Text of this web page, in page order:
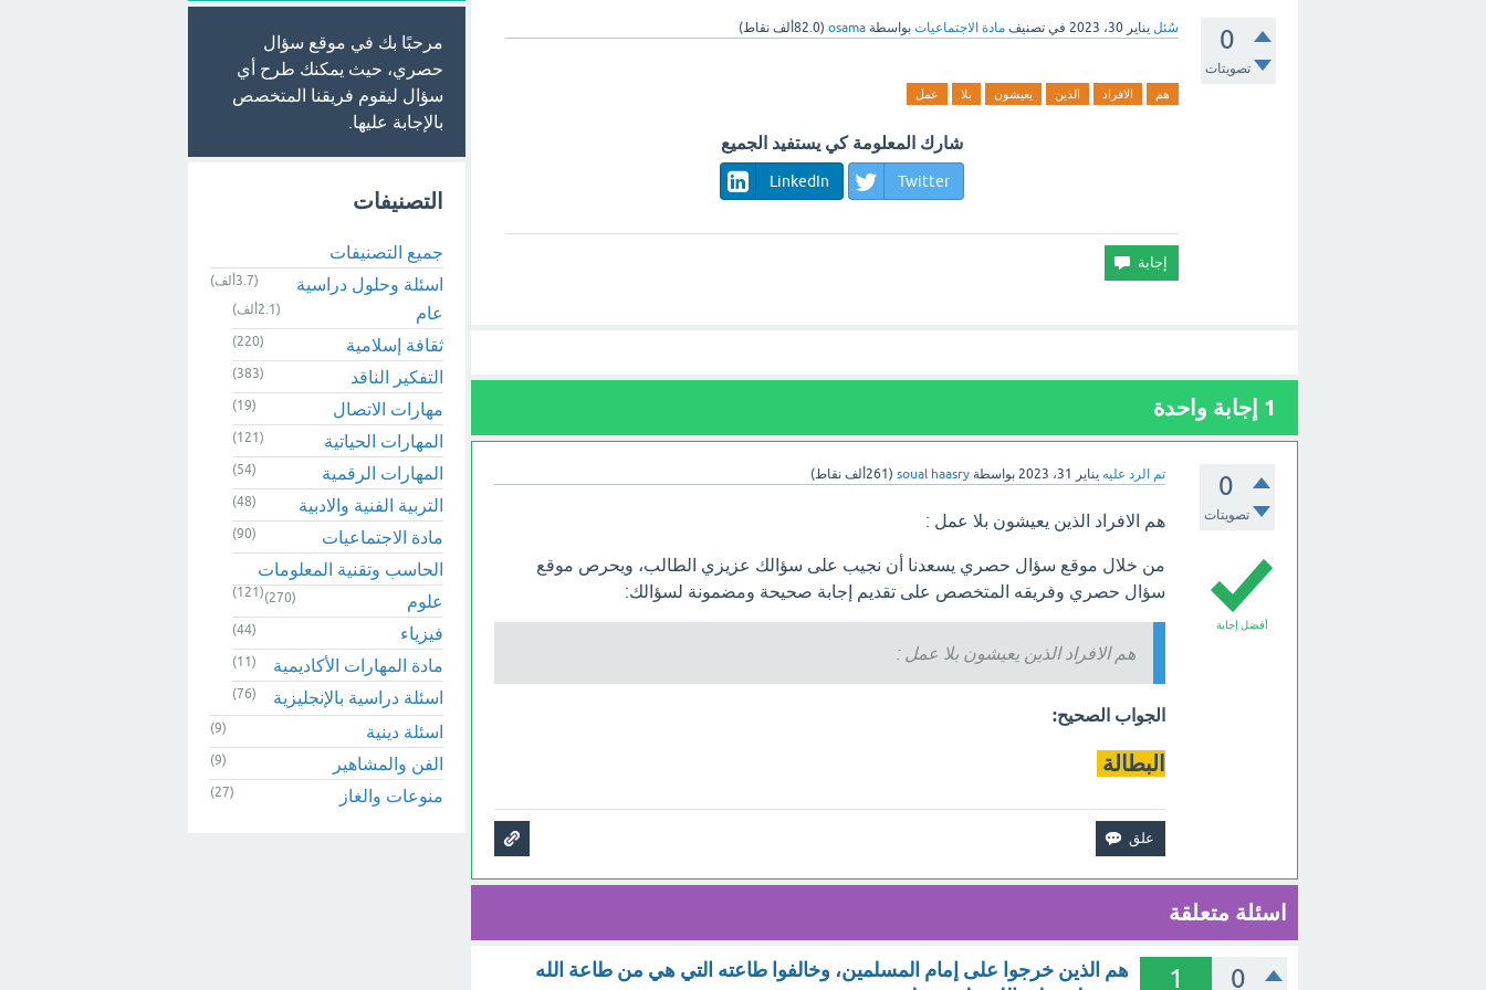
0
تصويتات
سُئل يناير 30، 2023 في تصنيف مادة الاجتماعيات بواسطة osama
(82.0ألف نقاط)
هم الافراد الذين يعيشون بلا عمل
شارك المعلومة كي يستفيد الجميع
Twitter
LinkedIn
1 إجابة واحدة
0
تصويتات
تم الرد عليه يناير 31، 2023 بواسطة soual haasry
(261ألف نقاط)
أفضل إجابة
هم الافراد الذين يعيشون بلا عمل :
من خلال موقع سؤال حصري يسعدنا أن نجيب على سؤالك عزيزي الطالب، ويحرص موقع
سؤال حصري وفريقه المتخصص على تقديم إجابة صحيحة ومضمونة لسؤالك:
هم الافراد الذين يعيشون بلا عمل :
الجواب الصحيح:
البطالة
اسئلة متعلقة
0
1
هم الذين خرجوا على إمام المسلمين، وخالفوا طاعته التي هي من طاعة الله
مرحبًا بك في موقع سؤال
حصري، حيث يمكنك طرح أي
سؤال ليقوم فريقنا المتخصص
بالإجابة عليها.
التصنيفات
جميع التصنيفات
اسئلة وحلول دراسية
(3.7ألف)
عام (2.1ألف)
ثقافة إسلامية (220)
التفكير الناقد (383)
مهارات الاتصال (19)
المهارات الحياتية (121)
المهارات الرقمية (54)
التربية الفنية والادبية (48)
مادة الاجتماعيات (90)
الحاسب وتقنية المعلومات
(121) علوم (270)
فيزياء (44)
مادة المهارات الأكاديمية (11)
اسئلة دراسية بالإنجليزية (76)
اسئلة دينية (9)
الفن والمشاهير (9)
منوعات والغاز (27)